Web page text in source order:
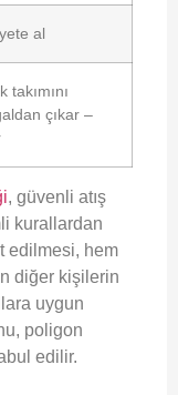
al
takımını
çıkar –
, güvenli atış
kurallardan
edilmesi, hem
diğer kişilerin
uygun
poligon
edilir.